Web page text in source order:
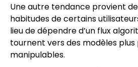
Une autre tendance provient
habitudes de certains
lieu de dépendre d’un flux
tournent vers des modèles
manipulables.